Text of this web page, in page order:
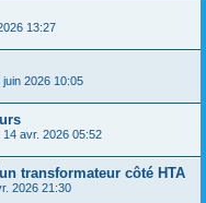
13:27
juin 2026 10:05
14 avr. 2026 05:52
transformateur côté HTA
2026 21:30